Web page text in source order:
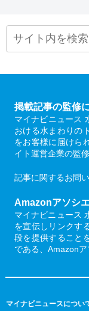
掲載記事の監修
マイナビニュース
おける水まわりの
をお客様に届けら
イト運営企業の監
記事に関するお問
Amazonアソシ
マイナビニュース
を宣伝しリンクす
段を提供すること
である、Amazonア
マイナビニュースについ